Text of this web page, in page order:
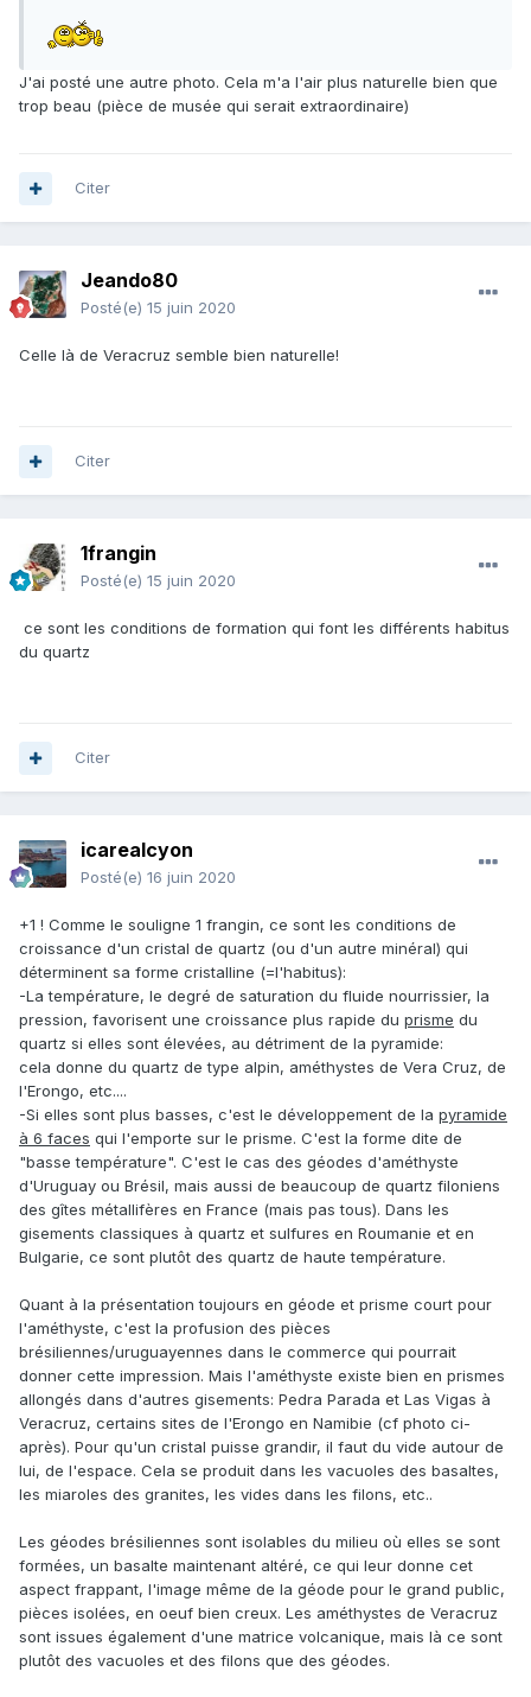
J'ai posté une autre photo. Cela m'a l'air plus naturelle bien que
trop beau (pièce de musée qui serait extraordinaire)
Citer
Jeando80
Posté(e) 15 juin 2020
Celle là de Veracruz semble bien naturelle!
Citer
1frangin
Posté(e) 15 juin 2020
ce sont les conditions de formation qui font les différents habitus
du quartz
Citer
icarealcyon
Posté(e) 16 juin 2020
+1 ! Comme le souligne 1 frangin, ce sont les conditions de
croissance d'un cristal de quartz (ou d'un autre minéral) qui
déterminent sa forme cristalline (=l'habitus):
-La température, le degré de saturation du fluide nourrissier, la
pression, favorisent une croissance plus rapide du prisme du
quartz si elles sont élevées, au détriment de la pyramide:
cela donne du quartz de type alpin, améthystes de Vera Cruz, de
l'Erongo, etc....
-Si elles sont plus basses, c'est le développement de la pyramide
à 6 faces qui l'emporte sur le prisme. C'est la forme dite de
"basse température". C'est le cas des géodes d'améthyste
d'Uruguay ou Brésil, mais aussi de beaucoup de quartz filoniens
des gîtes métallifères en France (mais pas tous). Dans les
gisements classiques à quartz et sulfures en Roumanie et en
Bulgarie, ce sont plutôt des quartz de haute température.
Quant à la présentation toujours en géode et prisme court pour
l'améthyste, c'est la profusion des pièces
brésiliennes/uruguayennes dans le commerce qui pourrait
donner cette impression. Mais l'améthyste existe bien en prismes
allongés dans d'autres gisements: Pedra Parada et Las Vigas à
Veracruz, certains sites de l'Erongo en Namibie (cf photo ci-
après). Pour qu'un cristal puisse grandir, il faut du vide autour de
lui, de l'espace. Cela se produit dans les vacuoles des basaltes,
les miaroles des granites, les vides dans les filons, etc..
Les géodes brésiliennes sont isolables du milieu où elles se sont
formées, un basalte maintenant altéré, ce qui leur donne cet
aspect frappant, l'image même de la géode pour le grand public,
pièces isolées, en oeuf bien creux. Les améthystes de Veracruz
sont issues également d'une matrice volcanique, mais là ce sont
plutôt des vacuoles et des filons que des géodes.